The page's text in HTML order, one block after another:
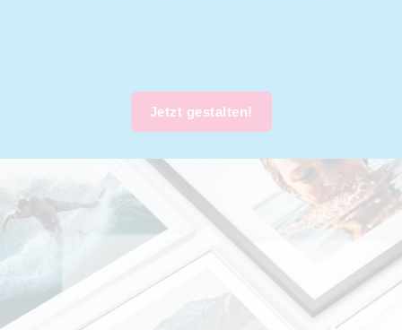
Jetzt gestalten!